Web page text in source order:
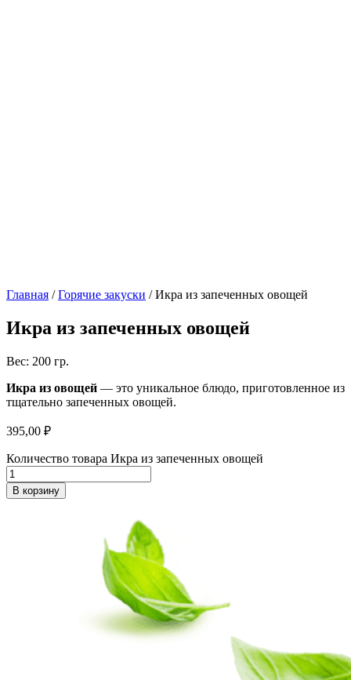
Главная /Горячие закуски / Икра из запеченных овощей
Икра из запеченных овощей
Вес: 200 гр.
Икра из овощей — это уникальное блюдо, приготовленное из
тщательно запеченных овощей.
395,00 ₽
Количество товара Икра из запеченных овощей
В корзину